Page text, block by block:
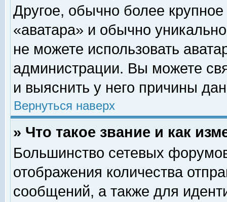
Другое, обычно более
«аватара» и обычно
не можете использовать
администрации. Вы можете
и выяснить у него причины
Вернуться наверх
» Что такое звание и как
Большинство сетевых
отображения количества
сообщений, а также для